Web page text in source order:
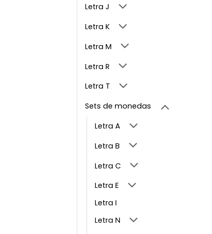
Letra J
Letra K
Letra M
Letra R
Letra T
Sets de monedas
Letra A
Letra B
Letra C
Letra E
Letra I
Letra N